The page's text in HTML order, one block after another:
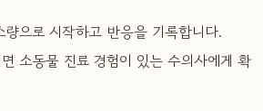
으로 시작하고 반응을 기록합니다.
소동물 진료 경험이 있는 수의사에게 확